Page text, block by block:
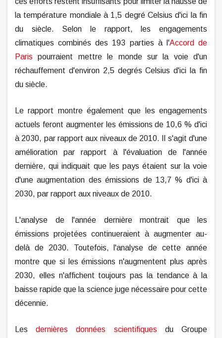
la température mondiale à 1,5 degré Celsius d'ici la fin
du siècle. Selon le rapport, les engagements
climatiques combinés des 193 parties à l'Accord de
Paris pourraient mettre le monde sur la voie d'un
réchauffement d'environ 2,5 degrés Celsius d'ici la fin
du siècle.
Le rapport montre également que les engagements
actuels feront augmenter les émissions de 10,6 % d'ici
à 2030, par rapport aux niveaux de 2010. Il s'agit d'une
amélioration par rapport à l'évaluation de l'année
dernière, qui indiquait que les pays étaient sur la voie
d'une augmentation des émissions de 13,7 % d'ici à
2030, par rapport aux niveaux de 2010.
L'analyse de l'année dernière montrait que les
émissions projetées continueraient à augmenter au-
delà de 2030. Toutefois, l'analyse de cette année
montre que si les émissions n'augmentent plus après
2030, elles n'affichent toujours pas la tendance à la
baisse rapide que la science juge nécessaire pour cette
décennie.
Lesdernières données scientifiques du Groupe